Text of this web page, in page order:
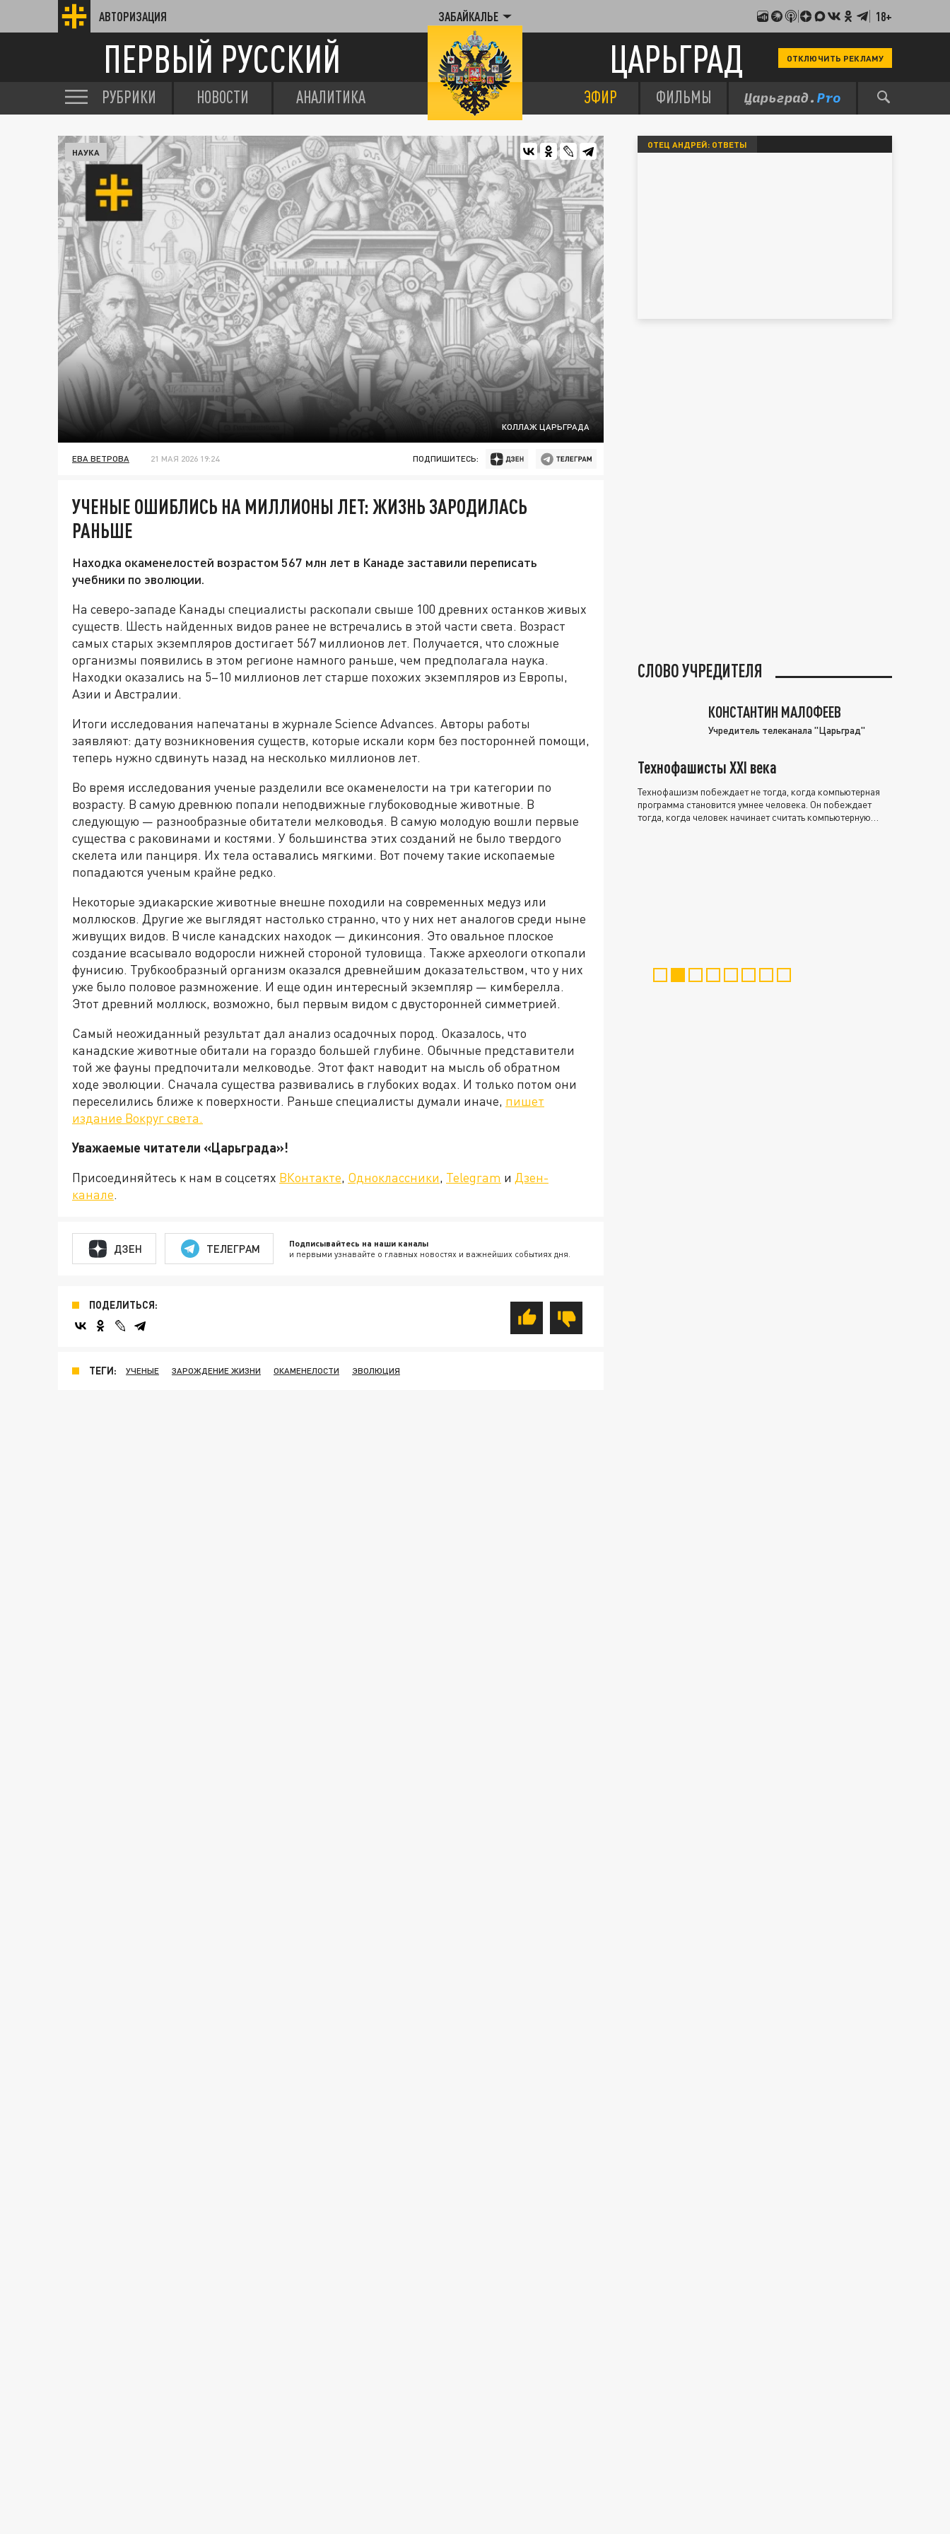
АВТОРИЗАЦИЯ ЗАБАЙКАЛЬЕ 18+
ПЕРВЫЙ РУССКИЙ ЦАРЬГРАД ОТКЛЮЧИТЬ РЕКЛАМУ
РУБРИКИ НОВОСТИ АНАЛИТИКА ЭФИР ФИЛЬМЫ
КОЛЛАЖ ЦАРЬГРАДА
НАУКА
ЕВА ВЕТРОВА 21 МАЯ 2026 19:24 ПОДПИШИТЕСЬ:
УЧЕНЫЕ ОШИБЛИСЬ НА МИЛЛИОНЫ ЛЕТ: ЖИЗНЬ ЗАРОДИЛАСЬ
РАНЬШЕ
Находка окаменелостей возрастом 567 млн лет в Канаде заставили переписать
учебники по эволюции.
На северо-западе Канады специалисты раскопали свыше 100 древних останков живых
существ. Шесть найденных видов ранее не встречались в этой части света. Возраст
самых старых экземпляров достигает 567 миллионов лет. Получается, что сложные
организмы появились в этом регионе намного раньше, чем предполагала наука.
Находки оказались на 5–10 миллионов лет старше похожих экземпляров из Европы,
Азии и Австралии.
Итоги исследования напечатаны в журнале Science Advances. Авторы работы
заявляют: дату возникновения существ, которые искали корм без посторонней помощи,
теперь нужно сдвинуть назад на несколько миллионов лет.
Во время исследования ученые разделили все окаменелости на три категории по
возрасту. В самую древнюю попали неподвижные глубоководные животные. В
следующую — разнообразные обитатели мелководья. В самую молодую вошли первые
существа с раковинами и костями. У большинства этих созданий не было твердого
скелета или панциря. Их тела оставались мягкими. Вот почему такие ископаемые
попадаются ученым крайне редко.
Некоторые эдиакарские животные внешне походили на современных медуз или
моллюсков. Другие же выглядят настолько странно, что у них нет аналогов среди ныне
живущих видов. В числе канадских находок — дикинсония. Это овальное плоское
создание всасывало водоросли нижней стороной туловища. Также археологи откопали
фунисию. Трубкообразный организм оказался древнейшим доказательством, что у них
уже было половое размножение. И еще один интересный экземпляр — кимберелла.
Этот древний моллюск, возможно, был первым видом с двусторонней симметрией.
Самый неожиданный результат дал анализ осадочных пород. Оказалось, что
канадские животные обитали на гораздо большей глубине. Обычные представители
той же фауны предпочитали мелководье. Этот факт наводит на мысль об обратном
ходе эволюции. Сначала существа развивались в глубоких водах. И только потом они
переселились ближе к поверхности. Раньше специалисты думали иначе, пишет
издание Вокруг света.
Уважаемые читатели «Царьграда»!
Присоединяйтесь к нам в соцсетях ВКонтакте, Одноклассники, Telegram и Дзен-
канале.
ДЗЕН ТЕЛЕГРАМ Подписывайтесь на наши каналы
и первыми узнавайте о главных новостях и важнейших событиях дня.
ПОДЕЛИТЬСЯ:
ТЕГИ: УЧЕНЫЕ ЗАРОЖДЕНИЕ ЖИЗНИ ОКАМЕНЕЛОСТИ ЭВОЛЮЦИЯ
ОТЕЦ АНДРЕЙ: ОТВЕТЫ
СЛОВО УЧРЕДИТЕЛЯ
КОНСТАНТИН МАЛОФЕЕВ
Учредитель телеканала "Царьград"
Технофашисты XXI века
Технофашизм побеждает не тогда, когда компьютерная
программа становится умнее человека. Он побеждает
тогда, когда человек начинает считать компьютерную